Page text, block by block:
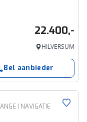
22.400,-
HILVERSUM
Bel aanbieder
| NAVIGATIE